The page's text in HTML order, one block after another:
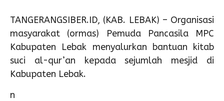
TANGERANGSIBER.ID, (KAB. LEBAK) – Organisasi
masyarakat (ormas) Pemuda Pancasila MPC
Kabupaten Lebak menyalurkan bantuan kitab
suci al-qur’an kepada sejumlah mesjid di
Kabupaten Lebak.
n